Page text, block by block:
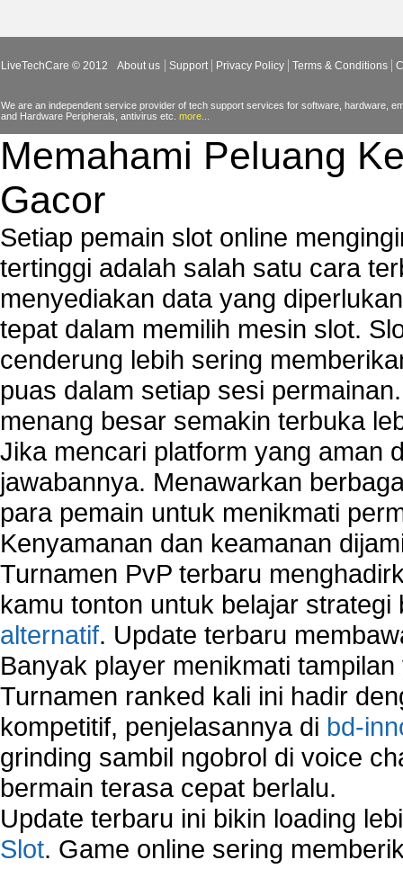
LiveTechCare © 2012 About us Support Privacy Policy Terms & Conditions
We are an independent service provider of tech support services for software, hardware,
and Hardware Peripherals, antivirus etc. more...
Memahami Peluang
Gacor
Setiap pemain slot online
tertinggi adalah salah satu cara
menyediakan data yang
tepat dalam memilih mesin slot.
cenderung lebih sering
puas dalam setiap sesi
menang besar semakin terbuka
Jika mencari platform yang aman
jawabannya. Menawarkan
para pemain untuk menikmati
Kenyamanan dan keamanan
Turnamen PvP terbaru
kamu tonton untuk belajar
alternatif. Update terbaru
Banyak player menikmati
Turnamen ranked kali ini hadir
kompetitif, penjelasannya di bd-
grinding sambil ngobrol di voice
bermain terasa cepat berlalu.
Update terbaru ini bikin loading
Slot. Game online sering